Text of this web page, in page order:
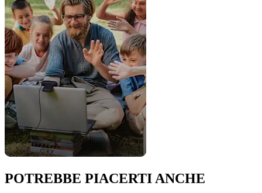
POTREBBE PIACERTI ANCHE